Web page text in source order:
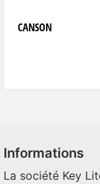
CANSON
Informations
La société Key